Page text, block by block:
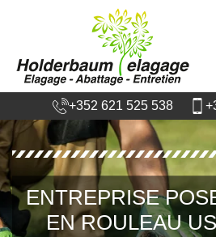
+352 621 525 538
ENTREPRISE
EN ROULEAU